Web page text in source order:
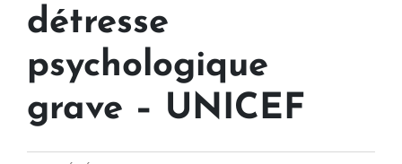
détresse
psychologique
grave – UNICEF